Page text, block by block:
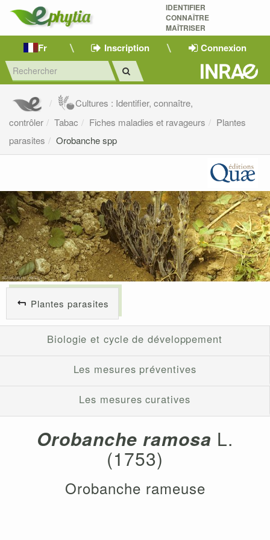
IDENTIFIER
CONNAÎTRE
MAÎTRISER
Fr Inscription Connexion
Cultures : Identifier, connaître,
contrôler
Tabac Fiches maladies et ravageurs
Plantes
parasites
Orobanche spp
Plantes parasites
Biologie et cycle de développement
Les mesures préventives
Les mesures curatives
Orobanche ramosa L.
(1753)
Orobanche rameuse